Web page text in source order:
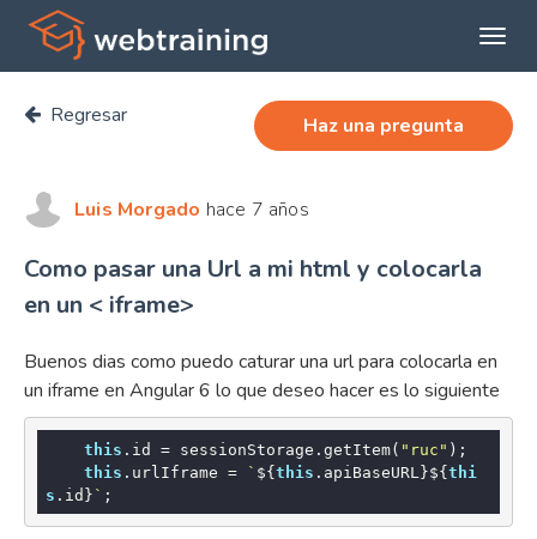
Regresar Haz una pregunta
Luis Morgado hace 7 años
Como pasar una Url a mi html y colocarla
en un < iframe>
Buenos dias como puedo caturar una url para colocarla en
un iframe en Angular 6 lo que deseo hacer es lo siguiente
this .id = sessionStorage.getItem( "ruc" );
this .urlIframe = ` ${ this .apiBaseURL}${ thi
s .id} `